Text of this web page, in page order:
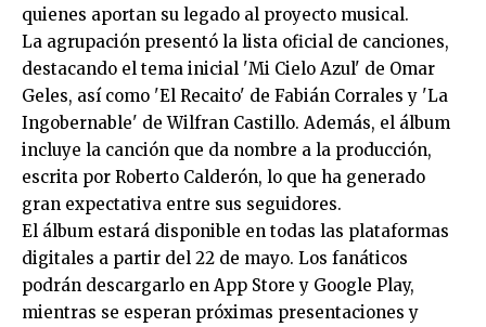
quienes aportan su legado al proyecto musical.
La agrupación presentó la lista oficial de canciones,
destacando el tema inicial 'Mi Cielo Azul' de Omar
Geles, así como 'El Recaito' de Fabián Corrales y 'La
Ingobernable' de Wilfran Castillo. Además, el álbum
incluye la canción que da nombre a la producción,
escrita por Roberto Calderón, lo que ha generado
gran expectativa entre sus seguidores.
El álbum estará disponible en todas las plataformas
digitales a partir del 22 de mayo. Los fanáticos
podrán descargarlo en App Store y Google Play,
mientras se esperan próximas presentaciones y